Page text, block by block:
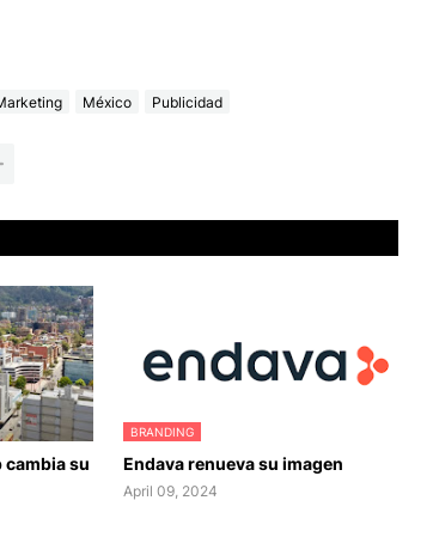
México Publicidad
su
BRANDING
Endava renueva su imagen
April 09, 2024